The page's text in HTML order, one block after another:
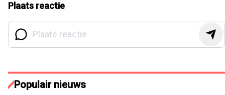
Plaats reactie
Populair nieuws